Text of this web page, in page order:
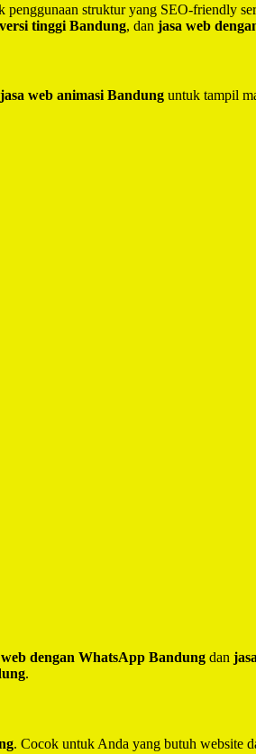
struktur yang SEO-friendly
tinggi Bandung, dan jasa web
jasa web animasi Bandung untuk tampil
dengan WhatsApp Bandung dan
.
. Cocok untuk Anda yang butuh website